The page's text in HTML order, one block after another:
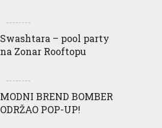
Swashtara – pool party
na Zonar Rooftopu
MODNI BREND BOMBER
ODRŽAO POP-UP!